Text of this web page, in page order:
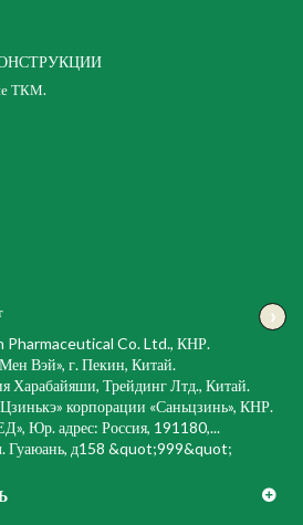
ТКМ.
›
Pharmaceutical Co. Ltd., КНР.
Вэй», г. Пекин, Китай.
Харабайяши, Трейдинг Лтд., Китай.
корпорации «Саньцзинь», КНР.
Юр. адрес: Россия, 191180,...
Гуаюань, д158 &quot;999&quot;